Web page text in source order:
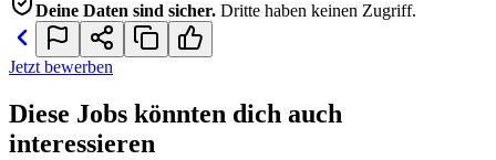
Deine Daten sind sicher. Dritte haben keinen Zugriff.
Jetzt bewerben
Diese Jobs könnten dich auch
interessieren